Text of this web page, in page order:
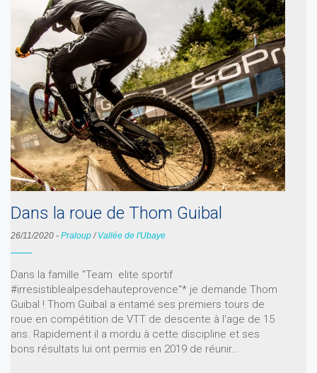
Dans la roue de Thom Guibal
26/11/2020 - Praloup/ Vallée de l'Ubaye
Dans la famille "Team elite sportif
#irresistiblealpesdehauteprovence"* je demande Thom
Guibal ! Thom Guibal a entamé ses premiers tours de
roue en compétition de VTT de descente à l'age de 15
ans. Rapidement il a mordu à cette discipline et ses
bons résultats lui ont permis en 2019 de réunir…